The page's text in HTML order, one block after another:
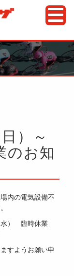
）～
のお知
内の電気設備不
水） 臨時休業
すようお願い申